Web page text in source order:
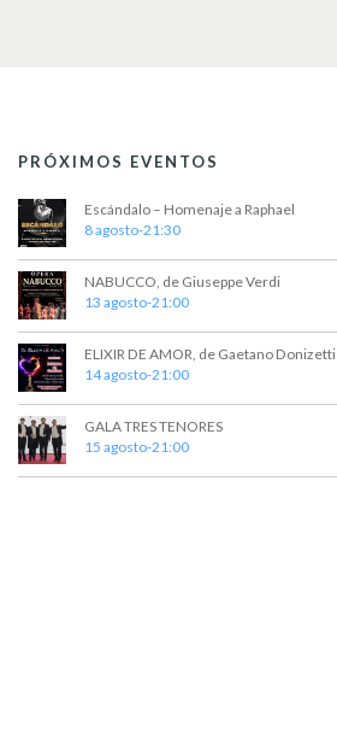
PRÓXIMOS EVENTOS
Escándalo – Homenaje a Raphael
8 agosto-21:30
NABUCCO, de Giuseppe Verdi
13 agosto-21:00
ELIXIR DE AMOR, de Gaetano Donizetti
14 agosto-21:00
GALA TRES TENORES
15 agosto-21:00